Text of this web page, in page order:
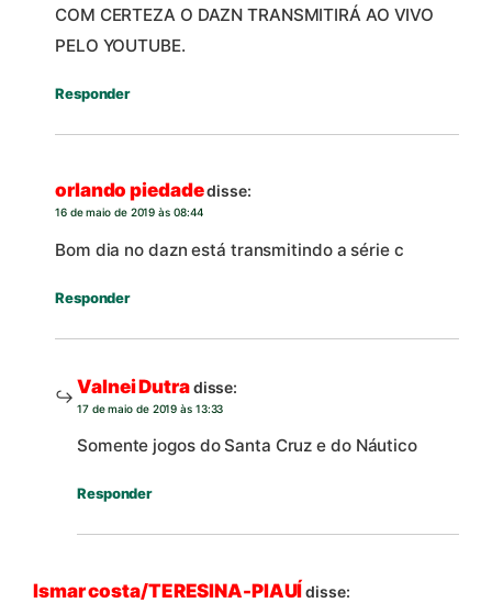
COM CERTEZA O DAZN TRANSMITIRÁ AO VIVO
PELO YOUTUBE.
Responder
orlando piedadedisse:
16 de maio de 2019 às 08:44
Bom dia no dazn está transmitindo a série c
Responder
Valnei Dutradisse:
17 de maio de 2019 às 13:33
Somente jogos do Santa Cruz e do Náutico
Responder
Ismar costa/TERESINA-PIAUÍdisse: